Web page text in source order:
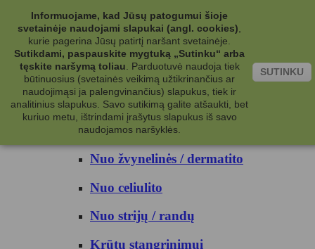
Kategorijos
Kosmetika
Kūno priežiūrai
Nuo prakaito
Kūno prausikliai
Nuo žvynelinės / dermatito
Nuo celiulito
Nuo strijų / randų
Krūtų stangrinimui
Informuojame, kad Jūsų patogumui šioje
svetainėje naudojami slapukai (angl. cookies)
kurie pagerina Jūsų patirtį naršant svetainėje.
Sutikdami, paspauskite mygtuką „Sutinku“ arba
tęskite naršymą toliau
Parduotuvė naudoja tiek
būtinuosius (svetainės veikimą užtikrinančius ar
naudojimąsi ja palengvinančius) slapukus, tiek ir
analitinius slapukus. Savo sutikimą galite atšaukti, bet
kuriuo metu, ištrindami įrašytus slapukus iš savo
naudojamos naršyklės.
SUTINKU